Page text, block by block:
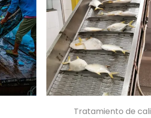
Tratamiento de